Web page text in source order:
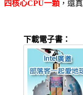
四核心CPU一顆 ，還
下載電子書：